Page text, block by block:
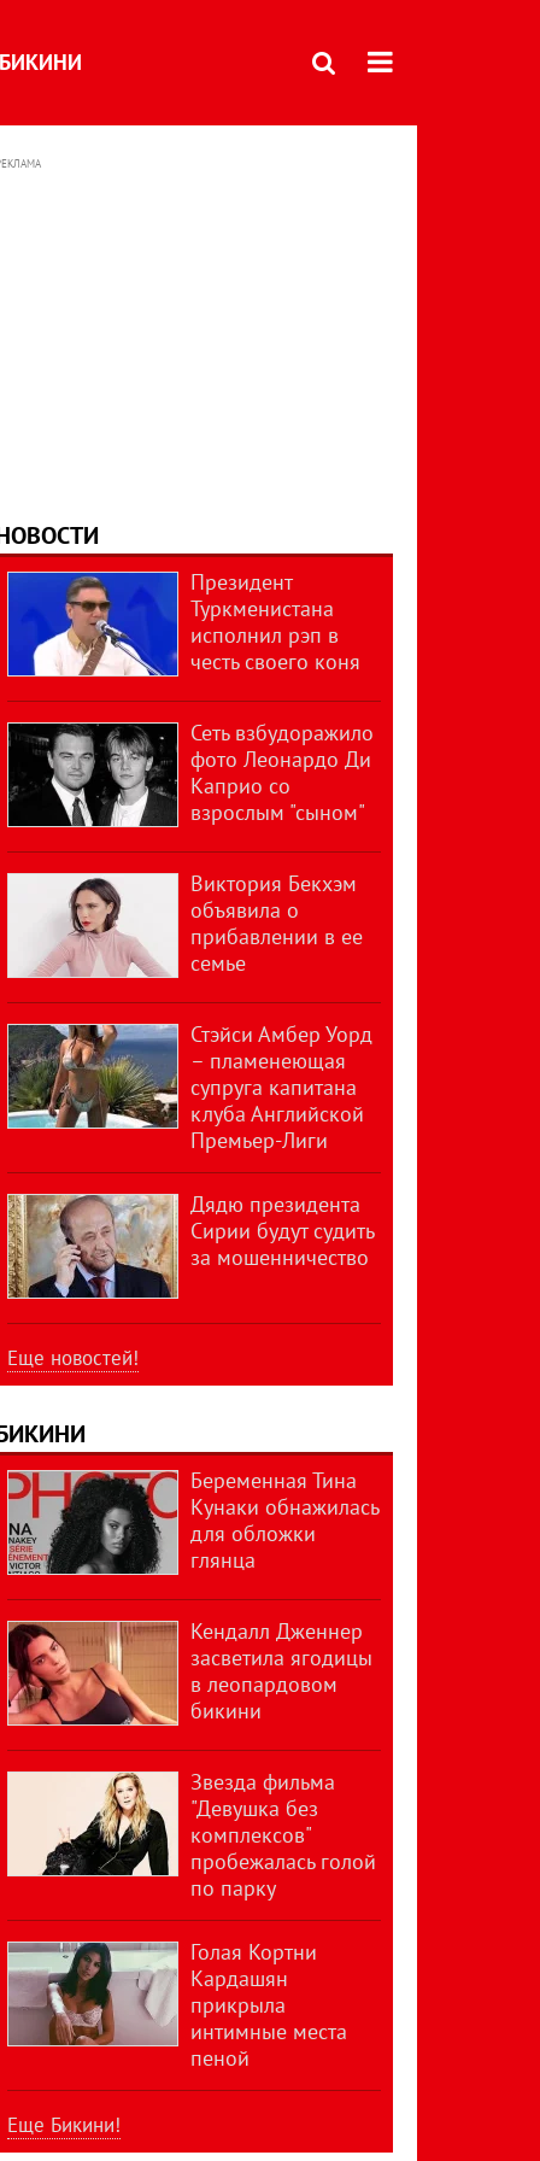
БИКИНИ
Президент
Туркменистана
исполнил рэп в
честь своего коня
Сеть взбудоражило
фото Леонардо Ди
Каприо со
взрослым "сыном"
Виктория Бекхэм
объявила о
прибавлении в ее
семье
Стэйси Амбер Уорд
– пламенеющая
супруга капитана
клуба Английской
Премьер-Лиги
Дядю президента
Сирии будут судить
за мошенничество
Еще новостей!
Беременная Тина
Кунаки обнажилась
для обложки
глянца
Кендалл Дженнер
засветила ягодицы
в леопардовом
бикини
Звезда фильма
"Девушка без
комплексов"
пробежалась голой
по парку
Голая Кортни
Кардашян
прикрыла
интимные места
пеной
Еще Бикини!